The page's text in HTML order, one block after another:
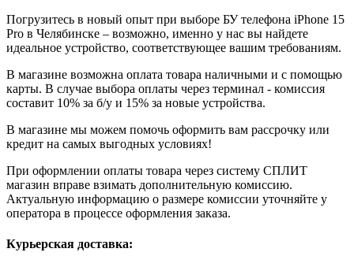
Погрузитесь в новый опыт при выборе БУ телефона iPhone 15
Pro в Челябинске – возможно, именно у нас вы найдете
идеальное устройство, соответствующее вашим требованиям.
В магазине возможна оплата товара наличными и с помощью
карты. В случае выбора оплаты через терминал - комиссия
составит 10% за б/у и 15% за новые устройства.
В магазине мы можем помочь оформить вам рассрочку или
кредит на самых выгодных условиях!
При оформлении оплаты товара через систему СПЛИТ
магазин вправе взимать дополнительную комиссию.
Актуальную информацию о размере комиссии уточняйте у
оператора в процессе оформления заказа.
Курьерская доставка: